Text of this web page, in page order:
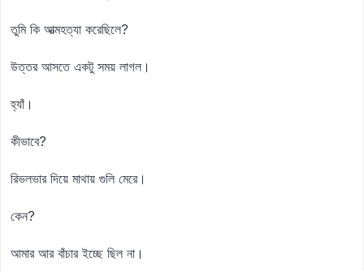
তুমি কি আত্মহত্যা করেছিলে?
উত্তর আসতে একটু সময় লাগল।
হ্যাঁ।
কীভাবে?
রিভলভার দিয়ে মাথায় গুলি মেরে।
কেন?
আমার আর বাঁচার ইচ্ছে ছিল না।